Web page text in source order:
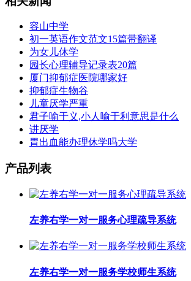
容山中学
初一英语作文范文15篇带翻译
为女儿休学
园长心理辅导记录表20篇
厦门抑郁症医院哪家好
抑郁症生物谷
儿童厌学严重
君子喻于义,小人喻于利意思是什么
讲厌学
胃出血能办理休学吗大学
产品列表
左养右学一对一服务心理疏导系统
左养右学一对一服务学校师生系统